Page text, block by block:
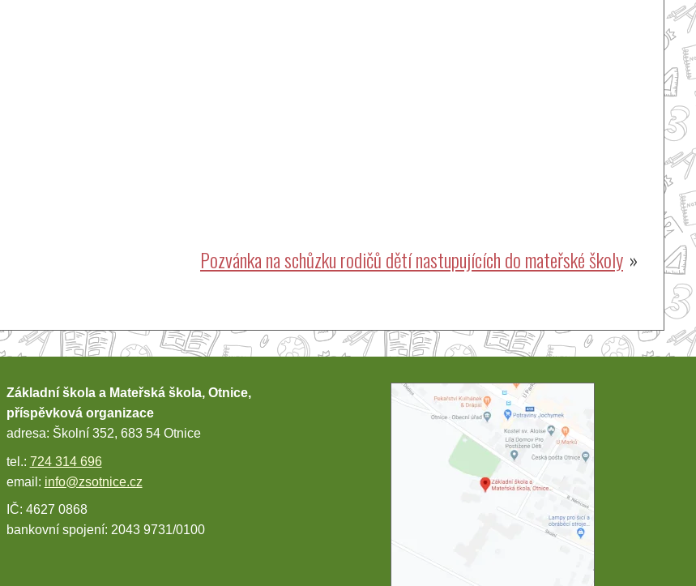
Pozvánka na schůzku rodičů dětí nastupujících do mateřské školy
Základní škola a Mateřská škola, Otnice,
příspěvková organizace
adresa: Školní 352, 683 54 Otnice
tel.: 724 314 696
email: info@zsotnice.cz
IČ: 4627 0868
bankovní spojení: 2043 9731/0100